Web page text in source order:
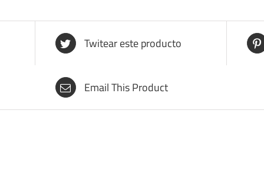
Twitear este producto
Email This Product